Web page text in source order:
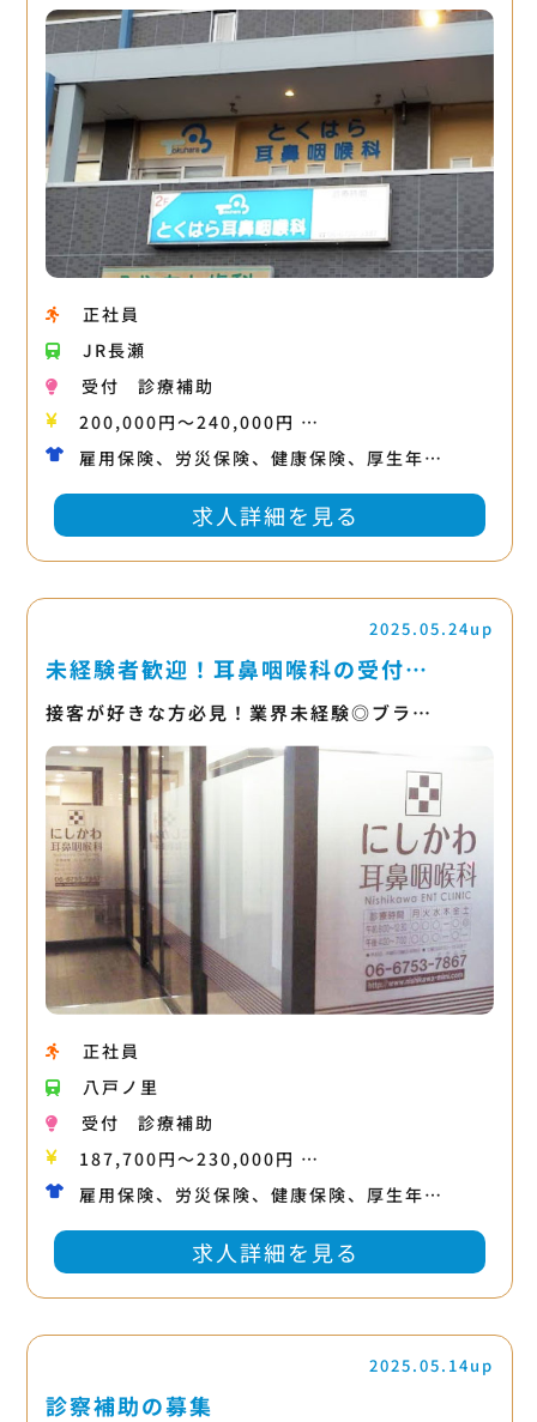
正社員
JR長瀬
受付
診療補助
200,000円〜240,000円 …
雇用保険、労災保険、健康保険、厚生年…
求人詳細を見る
2025.05.24up
未経験者歓迎！耳鼻咽喉科の受付…
接客が好きな方必見！業界未経験◎ブラ…
正社員
八戸ノ里
受付
診療補助
187,700円〜230,000円 …
雇用保険、労災保険、健康保険、厚生年…
求人詳細を見る
2025.05.14up
診察補助の募集